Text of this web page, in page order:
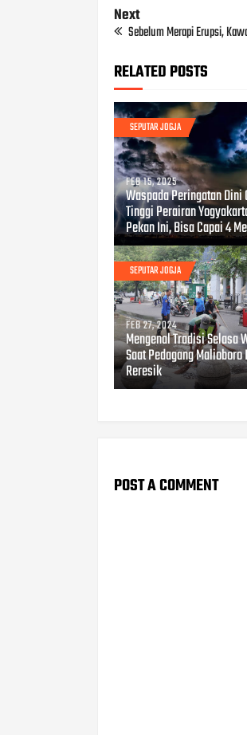
Next
Sebelum Merapi Erupsi,
RELATED POSTS
SEPUTAR JOGJA
FEB 15, 2025
Waspada Peringatan Dini
Tinggi Perairan
Pekan Ini, Bisa Capai 4
SEPUTAR JOGJA
FEB 27, 2024
Mengenal Tradisi Selasa
Saat Pedagang
Reresik
POST A COMMENT